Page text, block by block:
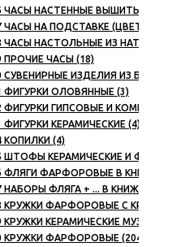
ЧАСЫ НАСТЕННЫЕ ВЫШИТЫЕ (33)
ЧАСЫ НА ПОДСТАВКЕ (ЦВЕТНОЙ
ЧАСЫ НАСТОЛЬНЫЕ ИЗ
ПРОЧИЕ ЧАСЫ (18)
СУВЕНИРНЫЕ ИЗДЕЛИЯ ИЗ
ФИГУРКИ ОЛОВЯННЫЕ (3)
ФИГУРКИ ГИПСОВЫЕ И
ФИГУРКИ КЕРАМИЧЕСКИЕ (4)
КОПИЛКИ (4)
ШТОФЫ КЕРАМИЧЕСКИЕ И
ФЛЯГИ ФАРФОРОВЫЕ В КНИЖКЕ-
НАБОРЫ ФЛЯГА + ... В КНИЖКЕ-
КРУЖКИ ФАРФОРОВЫЕ С
КРУЖКИ КЕРАМИЧЕСКИЕ
КРУЖКИ ФАРФОРОВЫЕ (204)